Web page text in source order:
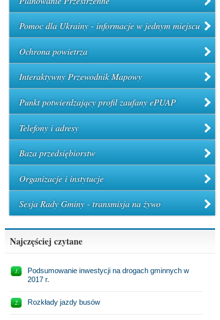
Pomoc dla Ukrainy - informacje w jednym miejscu
Ochrona powietrza
Interaktywny Przewodnik Mapowy
Punkt potwierdzający profil zaufany ePUAP
Telefony i adresy
Baza przedsiębiorstw
Organizacje i instytucje
Sesja Rady Gminy - transmisja na żywo
Najczęściej czytane
Podsumowanie inwestycji na drogach gminnych w
2017 r.
Rozkłady jazdy busów